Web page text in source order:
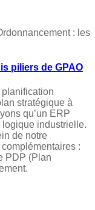
: les
piliers de GPAO
stratégique à
qu’un ERP
logique industrielle.
de notre
:
PDP (Plan